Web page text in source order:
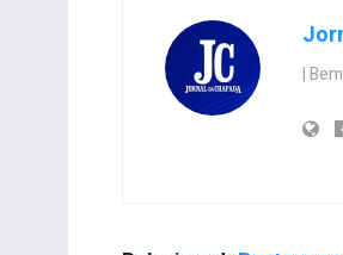
|